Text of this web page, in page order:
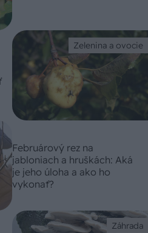
Zelenina a ovocie
Februárový rez na
jabloniach a hruškách: Aká
je jeho úloha a ako ho
vykonať?
Záhrada